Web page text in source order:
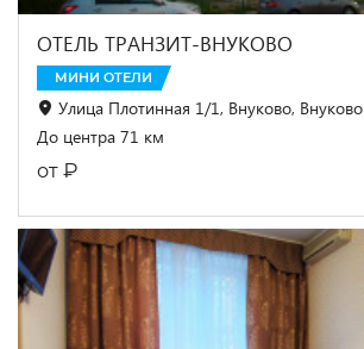
ОТЕЛЬ ТРАНЗИТ-ВНУКОВО
МИНИ ОТЕЛИ
Улица Плотинная 1/1, Внуково, Внуково
До центра 71 км
от ₽